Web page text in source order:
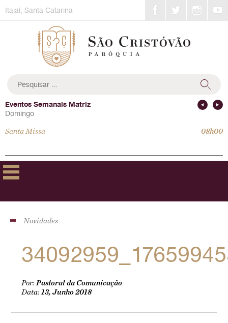
toItajaí, Santa Catarina
por:
Eventos Semanais Matriz
Domingo
Santa Missa 08h00
Novidades
Por:Pastoral da Comunicação
Data:13, Junho 2018